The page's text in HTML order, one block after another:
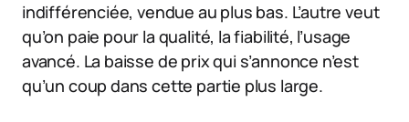
indifférenciée, vendue au plus bas. L’autre veut
qu’on paie pour la qualité, la fiabilité, l’usage
avancé. La baisse de prix qui s’annonce n’est
qu’un coup dans cette partie plus large.